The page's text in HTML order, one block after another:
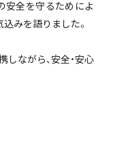
安全を守るためによ
みを語りました。
ながら、安全・安心